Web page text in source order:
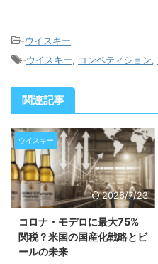
-ウイスキー
-ウイスキー コンペティション
関連記事
ウイスキー
2026/7/23
コロナ・モデロに最大75%
関税？米国の国産化戦略とビ
ールの未来